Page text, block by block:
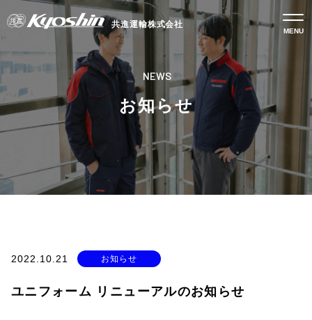
共進運輸株式会社
NEWS
お知らせ
2022.10.21 お知らせ
ユニフォーム リニューアルのお知らせ